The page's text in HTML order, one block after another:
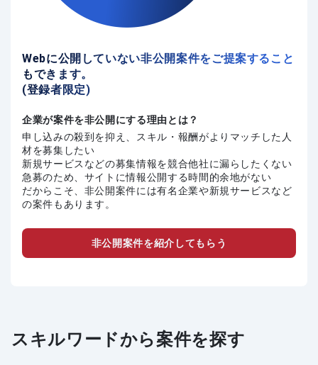
Webに公開していない非公開案件をご提案すること
もできます。
(登録者限定)
企業が案件を非公開にする理由とは？
申し込みの殺到を抑え、スキル・報酬がよりマッチした人
材を募集したい
新規サービスなどの募集情報を競合他社に漏らしたくない
急募のため、サイトに情報公開する時間的余地がない
だからこそ、非公開案件には有名企業や新規サービスなど
の案件もあります。
非公開案件を紹介してもらう
スキルワードから案件を探す